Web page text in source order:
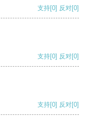
支持[0] 反对[0]
支持[0] 反对[0]
支持[0] 反对[0]